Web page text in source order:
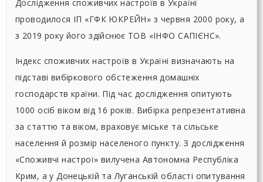
Дослідження споживчих настроїв в Україні
проводилося ІП «ГФК ЮКРЕЙН» з червня 2000 року, а
з 2019 року його здійснює ТОВ «ІНФО САПІЄНС».
Індекс споживчих настроїв в Україні визначають на
підставі вибіркового обстеження домашніх
господарств країни. Під час дослідження опитують
1000 осіб віком від 16 років. Вибірка репрезентативна
за статтю та віком, враховує міське та сільське
населення й розмір населеного пункту. З дослідження
«Споживчі настрої» вилучена Автономна Республіка
Крим, а у Донецькій та Луганській області опитування